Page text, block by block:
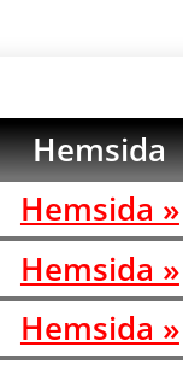
Hemsida
Hemsida »
Hemsida »
Hemsida »